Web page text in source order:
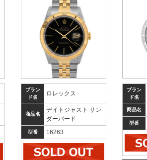
ブラン
ド名
ロレックス
商品名
デイトジャスト サン
ダーバード
型番 16263
ブラン
ド名
商品名
型番